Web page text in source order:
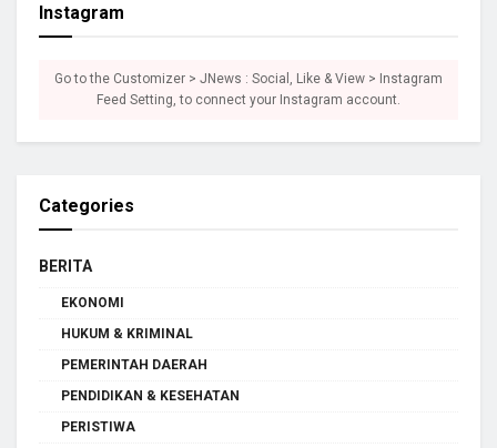
Instagram
Go to the Customizer > JNews : Social, Like & View > Instagram
Feed Setting, to connect your Instagram account.
Categories
BERITA
EKONOMI
HUKUM & KRIMINAL
PEMERINTAH DAERAH
PENDIDIKAN & KESEHATAN
PERISTIWA